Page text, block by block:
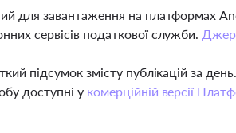
для завантаження на платформах
сервісів податкової служби.
підсумок змісту публікацій за
доступні у комерційній версії